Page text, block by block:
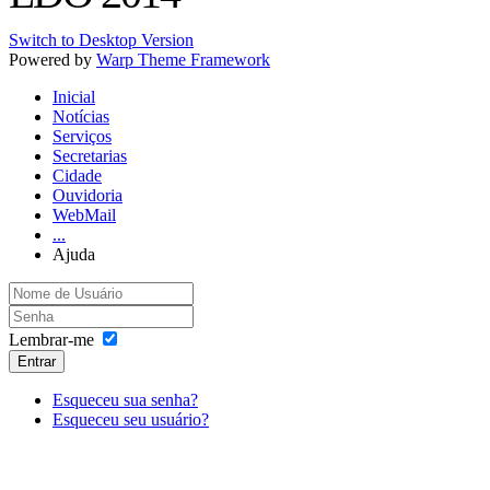
Switch to Desktop Version
Powered by Warp Theme Framework
Inicial
Notícias
Serviços
Secretarias
Cidade
Ouvidoria
WebMail
...
Ajuda
Lembrar-me
Entrar
Esqueceu sua senha?
Esqueceu seu usuário?